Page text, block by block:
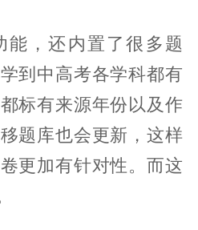
能，还内置了很多题
到中高考各学科都有
标有来源年份以及作
题库也会更新，这样
更加有针对性。而这